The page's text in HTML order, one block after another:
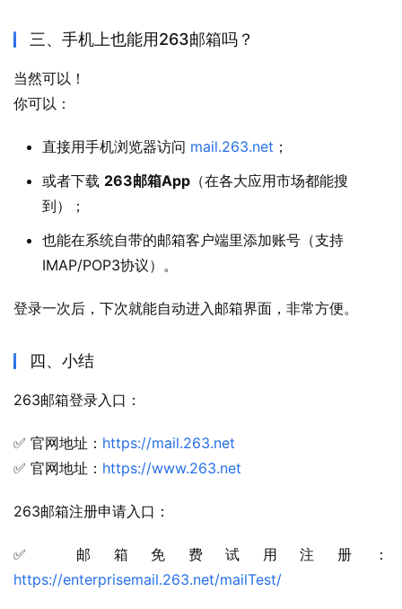
三、手机上也能用263邮箱吗？
当然可以！
你可以：
直接用手机浏览器访问 mail.263.net ；
或者下载 263邮箱App （在各大应用市场都能搜
到）；
也能在系统自带的邮箱客户端里添加账号（支持
IMAP/POP3协议）。
登录一次后，下次就能自动进入邮箱界面，非常方便。
四、小结
263邮箱登录入口：
✅ 官网地址： https://mail.263.net
✅ 官网地址： https://www.263.net
263邮箱注册申请入口：
✅ 邮箱免费试用注册：
https://enterprisemail.263.net/mailTest/